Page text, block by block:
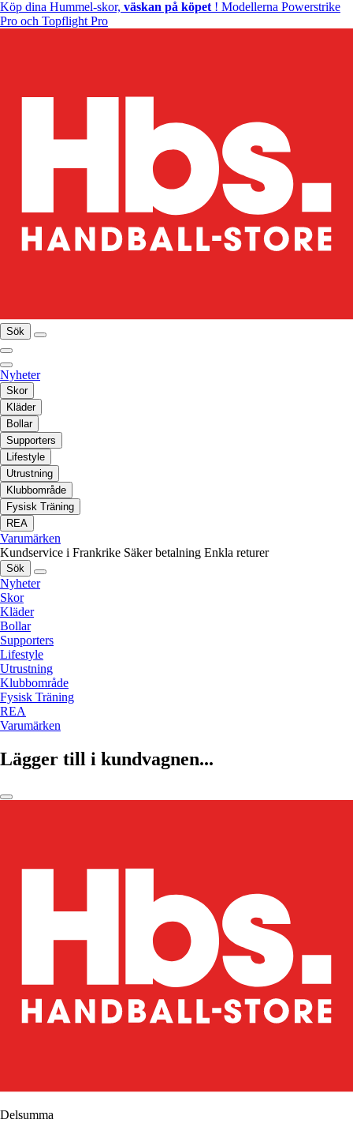
Köp dina Hummel-skor, väskan på köpet ! Modellerna Powerstrike
Pro och Topflight Pro
Sök
Nyheter
Skor
Kläder
Bollar
Supporters
Lifestyle
Utrustning
Klubbområde
Fysisk Träning
REA
Varumärken
Kundservice i Frankrike Säker betalning Enkla returer
Sök
Nyheter
Skor
Kläder
Bollar
Supporters
Lifestyle
Utrustning
Klubbområde
Fysisk Träning
REA
Varumärken
Lägger till i kundvagnen...
Delsumma